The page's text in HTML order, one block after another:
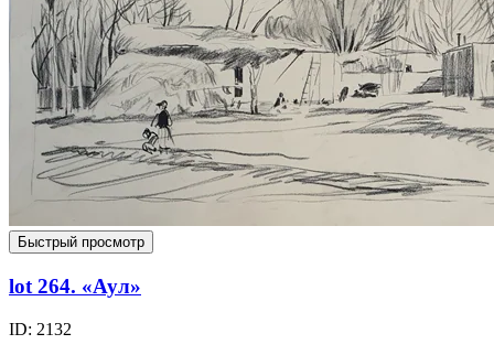
Быстрый просмотр
lot 264. «Аул»
ID: 2132